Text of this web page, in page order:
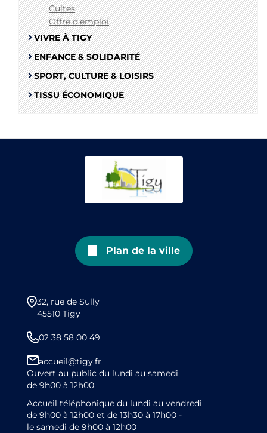
Cultes
Offre d'emploi
VIVRE À TIGY
ENFANCE & SOLIDARITÉ
SPORT, CULTURE & LOISIRS
TISSU ÉCONOMIQUE
Plan de la ville
32, rue de Sully
45510 Tigy
02 38 58 00 49
accueil@tigy.fr
Ouvert au public du lundi au samedi
de 9h00 à 12h00
Accueil téléphonique du lundi au vendredi
de 9h00 à 12h00 et de 13h30 à 17h00 -
le samedi de 9h00 à 12h00